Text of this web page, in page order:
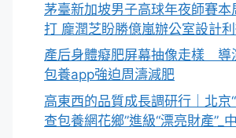
茅臺新加坡男子高球年夜師賽本
打 龐潤芝盼勝億嵐辦公室設計
產后身體癡肥屏幕抽像走樣 導
包養app強迫周濤減肥
高東西的品質成長調研行｜北京
查包養網花鄉”進級“漂亮財產”_